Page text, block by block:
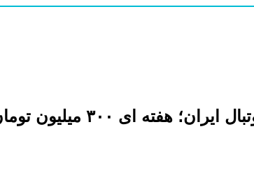
هفته ای ۳۰۰ میلیون تومان!